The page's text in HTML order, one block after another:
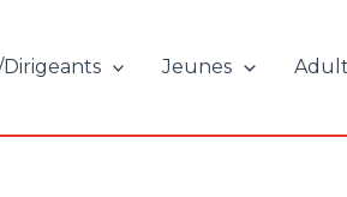
Jeunes